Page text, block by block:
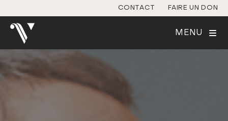
CONTACT FAIRE UN DON
MENU